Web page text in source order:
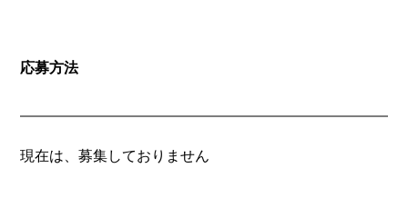
応募方法
現在は、募集しておりません